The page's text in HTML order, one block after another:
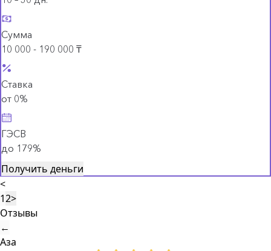
Сумма
10 000 - 190 000 ₸
Ставка
от 0%
ГЭСВ
до 179%
Получить деньги
<
12>
Отзывы
←
Аза